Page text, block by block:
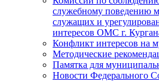
служебному поведению
служащих и
интересов ОМС г.
Конфликт интересов на
Методические
Памятка для
Новости Федерального